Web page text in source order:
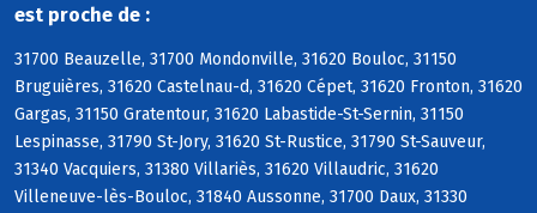
est proche de :
31700 Beauzelle, 31700 Mondonville, 31620 Bouloc, 31150
Bruguières, 31620 Castelnau-d, 31620 Cépet, 31620 Fronton, 31620
Gargas, 31150 Gratentour, 31620 Labastide-St-Sernin, 31150
Lespinasse, 31790 St-Jory, 31620 St-Rustice, 31790 St-Sauveur,
31340 Vacquiers, 31380 Villariès, 31620 Villaudric, 31620
Villeneuve-lès-Bouloc, 31840 Aussonne, 31700 Daux, 31330